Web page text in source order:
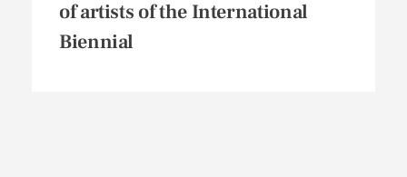
of artists of the International
Biennial